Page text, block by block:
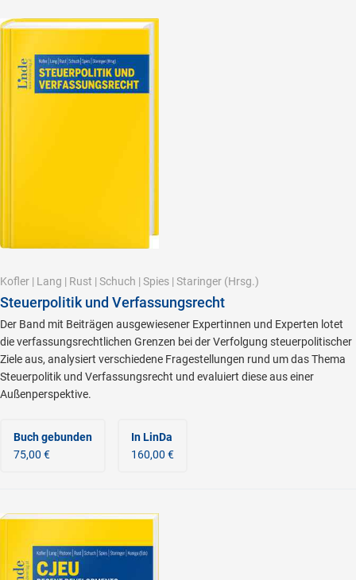
Kofler | Lang | Rust | Schuch | Spies | Staringer (Hrsg.)
Steuerpolitik und Verfassungsrecht
Der Band mit Beiträgen ausgewiesener Expertinnen und Experten lotet
die verfassungsrechtlichen Grenzen bei der Verfolgung steuerpolitischer
Ziele aus, analysiert verschiedene Fragestellungen rund um das Thema
Steuerpolitik und Verfassungsrecht und evaluiert diese aus einer
Außenperspektive.
Buch gebunden
75,00 €
In LinDa
160,00 €